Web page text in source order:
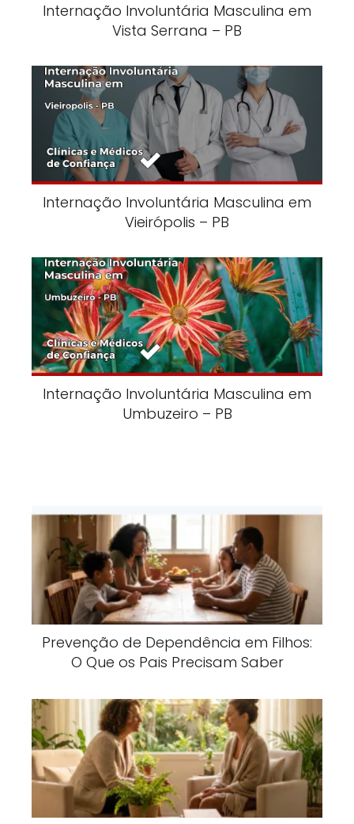
Internação Involuntária Masculina em
Vista Serrana – PB
Internação Involuntária Masculina em
Vieirópolis – PB
Internação Involuntária Masculina em
Umbuzeiro – PB
Prevenção de Dependência em Filhos:
O Que os Pais Precisam Saber